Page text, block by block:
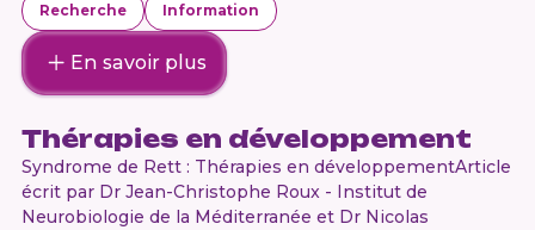
Recherche Information
En savoir plus
Thérapies en développement
Syndrome de Rett : Thérapies en développementArticle
écrit par Dr Jean-Christophe Roux - Institut de
Neurobiologie de la Méditerranée et Dr Nicolas